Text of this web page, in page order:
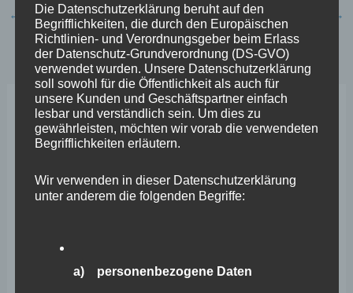
← Vorheriger Beitrag Nächster Beitrag →
Neueste Beiträge
VfL Kesselheim e.V. bittet Stadt um Unterstützung bei
Engstelle in Aachener Straße – Wefelscheid: „Rübenach
erstickt im Verkehr“
Die Datenschutzerklärung beruht auf den
Begrifflichkeiten, die durch den Europäischen
Richtlinien- und Verordnungsgeber beim Erlass
der Datenschutz-Grundverordnung (DS-GVO)
verwendet wurden. Unsere Datenschutzerklärung
soll sowohl für die Öffentlichkeit als auch für
unsere Kunden und Geschäftspartner einfach
lesbar und verständlich sein. Um dies zu
gewährleisten, möchten wir vorab die verwendeten
Begrifflichkeiten erläutern.
Wir verwenden in dieser Datenschutzerklärung
unter anderem die folgenden Begriffe:
a) personenbezogene Daten